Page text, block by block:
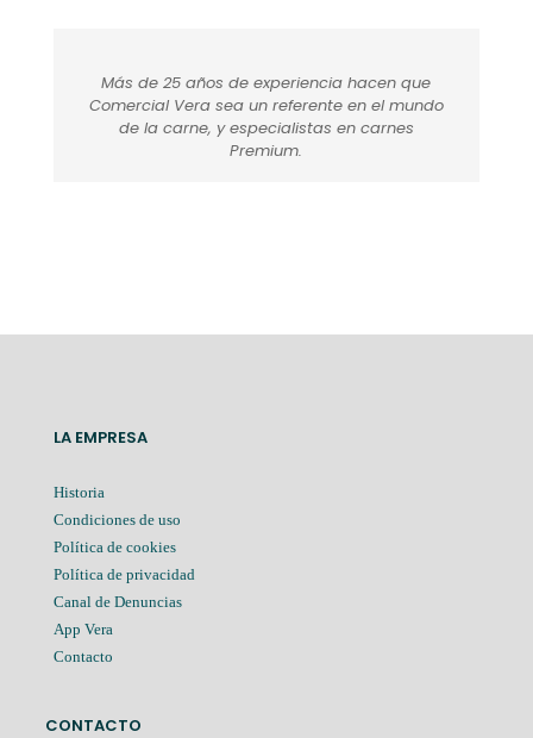
Más de 25 años de experiencia hacen que
Comercial Vera sea un referente en el mundo
de la carne, y especialistas en carnes
Premium.
LA EMPRESA
Historia
Condiciones de uso
Política de cookies
Política de privacidad
Canal de Denuncias
App Vera
Contacto
CONTACTO